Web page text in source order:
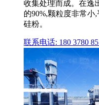
收集处理而成。在逸
的90%,颗粒度非常
硅粉。
联系电话: 180 3780